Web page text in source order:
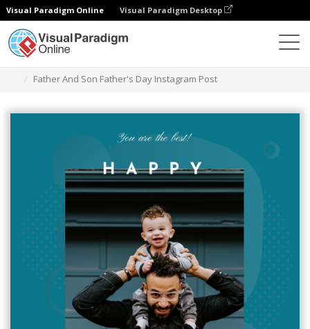
Visual Paradigm Online Visual Paradigm Desktop
Father And Son Father's Day Instagram Post